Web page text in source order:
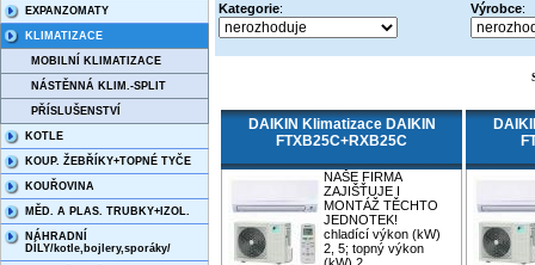
EXPANZOMATY
KLIMATIZACE
MOBILNÍ KLIMATIZACE
NÁSTĚNNÁ KLIM.-SPLIT
PŘÍSLUŠENSTVÍ
KOTLE
KOUP. ŽEBŘÍKY+TOPNÉ TYČE
KOUŘOVINA
MĚD. A PLAS. TRUBKY+IZOL.
NÁHRADNÍ
DÍLY/kotle,bojlery,sporáky/
Kategorie: Výrobce:
DAIKIN Klimatizace DAIKIN
FTXB25C+RXB25C
NAŠE FIRMA
ZAJIŠŤUJE I
MONTÁŽ TĚCHTO
JEDNOTEK!
chladící výkon (kW)
2, 5; topný výkon